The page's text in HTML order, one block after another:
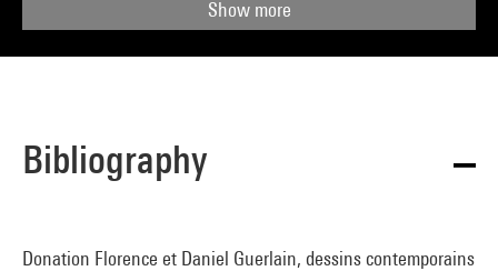
Show more
Bibliography
Donation Florence et Daniel Guerlain, dessins contemporains